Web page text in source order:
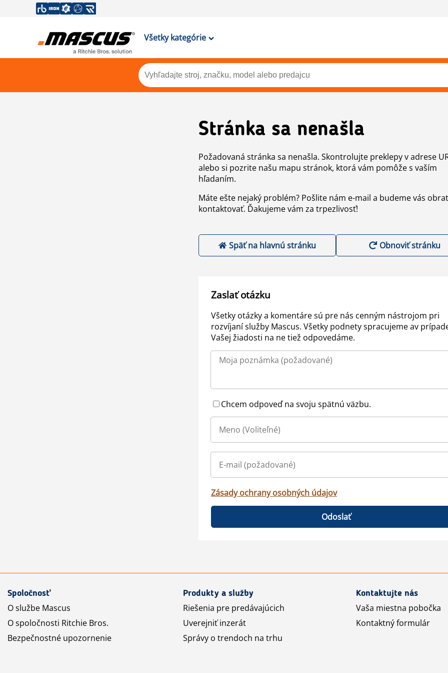
Všetky kategórie
Stránka sa nenašla
Požadovaná stránka sa nenašla. Skontrolujte preklepy v adrese
alebo si pozrite našu mapu stránok, ktorá vám pomôže s vaším
hľadaním.
Máte ešte nejaký problém? Pošlite nám e-mail a budeme vás
kontaktovať. Ďakujeme vám za trpezlivosť!
Späť na hlavnú stránku Obnoviť stránku
Zaslať otázku
Všetky otázky a komentáre sú pre nás cenným nástrojom pri
rozvíjaní služby Mascus. Všetky podnety spracujeme av
Vašej žiadosti na ne tiež odpovedáme.
Chcem odpoveď na svoju spätnú väzbu.
Zásady ochrany osobných údajov
Odoslať
Spoločnosť
O službe Mascus
O spoločnosti Ritchie Bros.
Bezpečnostné upozornenie
Produkty a služby
Riešenia pre predávajúcich
Uverejniť inzerát
Správy o trendoch na trhu
Kontaktujte nás
Vaša miestna pobočka
Kontaktný formulár